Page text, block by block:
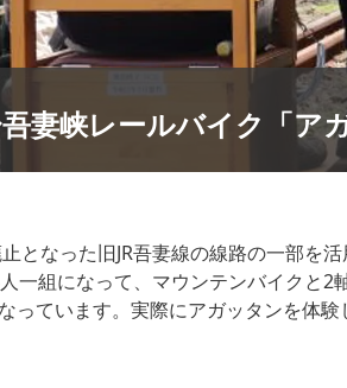
妻峡レールバイク「ア
となった旧JR吾妻線の線路の一部を
一組になって、マウンテンバイクと
っています。実際にアガッタンを体験